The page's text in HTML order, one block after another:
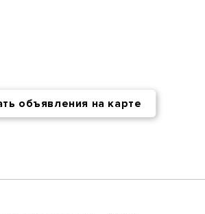
объявления на карте